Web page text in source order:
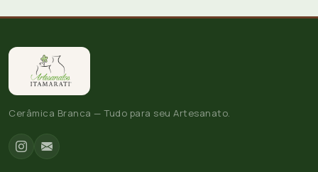
Cerâmica Branca — Tudo para seu Artesanato.